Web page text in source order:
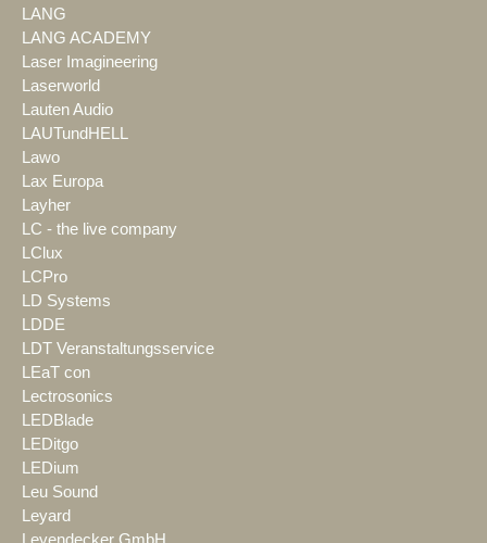
LANG
LANG ACADEMY
Laser Imagineering
Laserworld
Lauten Audio
LAUTundHELL
Lawo
Lax Europa
Layher
LC - the live company
LClux
LCPro
LD Systems
LDDE
LDT Veranstaltungsservice
LEaT con
Lectrosonics
LEDBlade
LEDitgo
LEDium
Leu Sound
Leyard